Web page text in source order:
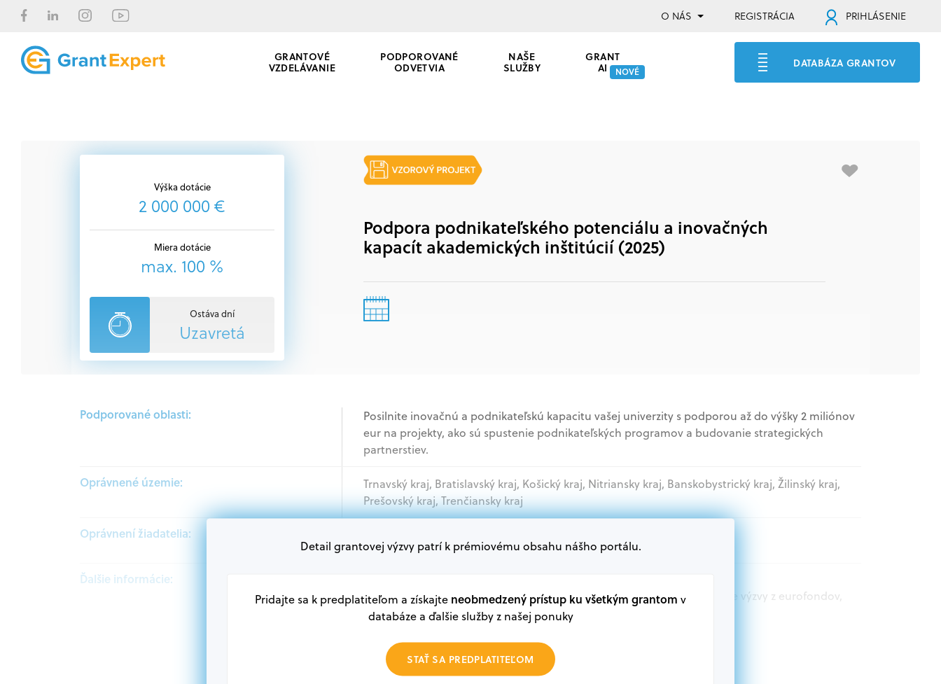
O NÁS REGISTRÁCIA PRIHLÁSENIE
GRANTOVÉ
VZDELÁVANIE
PODPOROVANÉ
ODVETVIA
NAŠE
SLUŽBY
GRANT
AI NOVÉ
DATABÁZA GRANTOV
Výška dotácie
2 000 000 €
Miera dotácie
max. 100 %
Ostáva dní
Uzavretá
Podpora podnikateľského potenciálu a inovačných
kapacít akademických inštitúcií (2025)
Podporované oblasti:
Posilnite inovačnú a podnikateľskú kapacitu vašej univerzity s podporou až do výšky 2 miliónov
eur na projekty, ako sú spustenie podnikateľských programov a budovanie strategických
partnerstiev.
Oprávnené územie:
Trnavský kraj, Bratislavský kraj, Košický kraj, Nitriansky kraj, Banskobystrický kraj, Žilinský kraj,
Prešovský kraj, Trenčiansky kraj
Oprávnení žiadatelia:
Akademický sektor, Podnikatelia, Samospráva, Mimovládne organizácie
Ďalšie informácie:
V databáze grantov a dotácií na portáli Grantexpert.sk nájdete aktuálne výzvy z eurofondov,
plánu obnovy a ďalších zdrojov.
Oprávnení partneri:
Akákoľvek právnická osoba, t. j. verejný alebo súkromný subjekt, komerčný alebo nekomerčný,
ako aj mimovládne organizácie zriadené ako právnická osoba v Nórsku alebo na Slovensku,
Detail grantovej výzvy patrí k prémiovému obsahu nášho portálu.
Pridajte sa k predplatiteľom a získajte neobmedzený prístup ku všetkým grantom v
databáze a ďalšie služby z našej ponuky
STAŤ SA PREDPLATITEĽOM